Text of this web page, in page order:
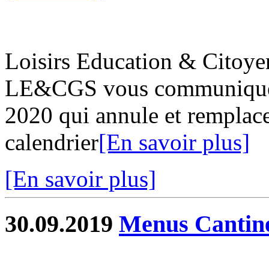
Loisirs Education &
LE&CGS vous
2020 qui annule et
calendrier[En savoir plus]
[En savoir plus]
30.09.2019 Menus